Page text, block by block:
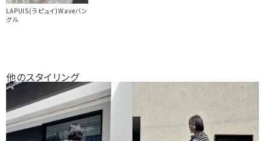
LAPUIS(ラピュイ)Waveバン
グル
他のスタイリング